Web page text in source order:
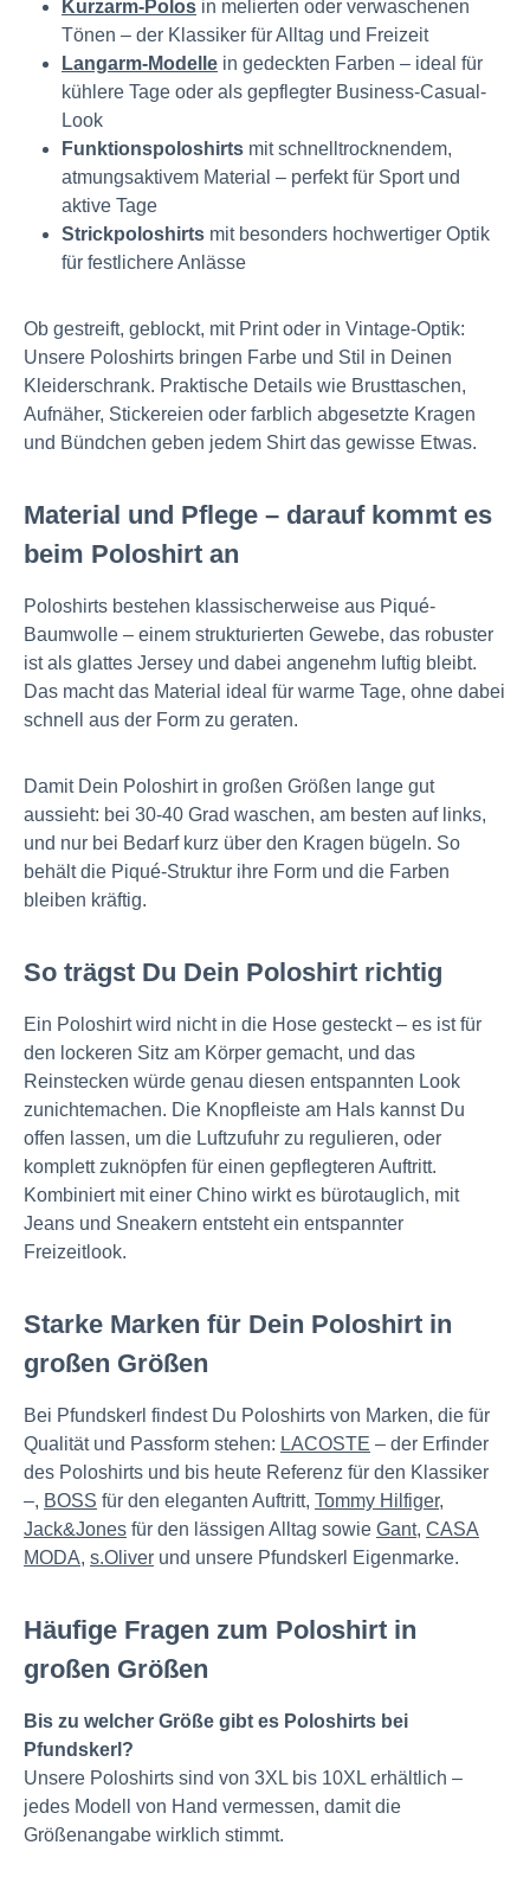
Kurzarm-Polos in melierten oder verwaschenen
Tönen – der Klassiker für Alltag und Freizeit
Langarm-Modelle in gedeckten Farben – ideal für
kühlere Tage oder als gepflegter Business-Casual-
Look
Funktionspoloshirts mit schnelltrocknendem,
atmungsaktivem Material – perfekt für Sport und
aktive Tage
Strickpoloshirts mit besonders hochwertiger Optik
für festlichere Anlässe
Ob gestreift, geblockt, mit Print oder in Vintage-Optik:
Unsere Poloshirts bringen Farbe und Stil in Deinen
Kleiderschrank. Praktische Details wie Brusttaschen,
Aufnäher, Stickereien oder farblich abgesetzte Kragen
und Bündchen geben jedem Shirt das gewisse Etwas.
Material und Pflege – darauf kommt es
beim Poloshirt an
Poloshirts bestehen klassischerweise aus Piqué-
Baumwolle – einem strukturierten Gewebe, das robuster
ist als glattes Jersey und dabei angenehm luftig bleibt.
Das macht das Material ideal für warme Tage, ohne dabei
schnell aus der Form zu geraten.
Damit Dein Poloshirt in großen Größen lange gut
aussieht: bei 30-40 Grad waschen, am besten auf links,
und nur bei Bedarf kurz über den Kragen bügeln. So
behält die Piqué-Struktur ihre Form und die Farben
bleiben kräftig.
So trägst Du Dein Poloshirt richtig
Ein Poloshirt wird nicht in die Hose gesteckt – es ist für
den lockeren Sitz am Körper gemacht, und das
Reinstecken würde genau diesen entspannten Look
zunichtemachen. Die Knopfleiste am Hals kannst Du
offen lassen, um die Luftzufuhr zu regulieren, oder
komplett zuknöpfen für einen gepflegteren Auftritt.
Kombiniert mit einer Chino wirkt es bürotauglich, mit
Jeans und Sneakern entsteht ein entspannter
Freizeitlook.
Starke Marken für Dein Poloshirt in
großen Größen
Bei Pfundskerl findest Du Poloshirts von Marken, die für
Qualität und Passform stehen: LACOSTE – der Erfinder
des Poloshirts und bis heute Referenz für den Klassiker
–, BOSS für den eleganten Auftritt, Tommy Hilfiger,
Jack&Jones für den lässigen Alltag sowie Gant, CASA
MODA, s.Oliver und unsere Pfundskerl Eigenmarke.
Häufige Fragen zum Poloshirt in
großen Größen
Bis zu welcher Größe gibt es Poloshirts bei
Pfundskerl?
Unsere Poloshirts sind von 3XL bis 10XL erhältlich –
jedes Modell von Hand vermessen, damit die
Größenangabe wirklich stimmt.